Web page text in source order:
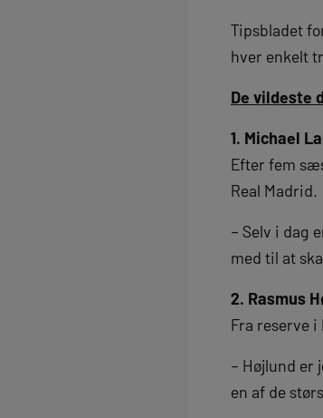
Tipsbladet
hver enkelt
De vildeste
1. Michael
Efter fem
Real Madrid.
– Selv i dag
med til at
2. Rasmus
Fra reserve
– Højlund er
en af de